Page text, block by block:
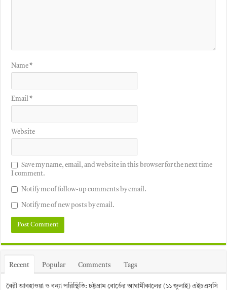
Name*
Email*
Website
Save my name, email, and website in this browser for the next time
I comment.
Notify me of follow-up comments by email.
Notify me of new posts by email.
Recent Popular Comments Tags
বৈরী আবহাওয়া ও বন্যা পরিস্থিতি: চট্টগ্রাম বোর্ডের আগামীকালের (১১ জুলাই) এইচএসসি